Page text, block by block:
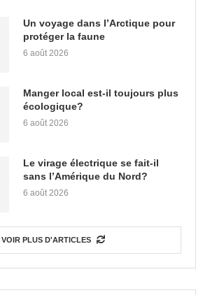
Un voyage dans l’Arctique pour
protéger la faune
6 août 2026
Manger local est-il toujours plus
écologique?
6 août 2026
Le virage électrique se fait-il
sans l’Amérique du Nord?
6 août 2026
VOIR PLUS D'ARTICLES